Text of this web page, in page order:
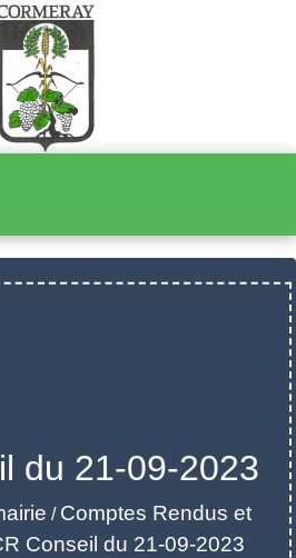
du 21-09-2023
/ Comptes Rendus et
Conseil du 21-09-2023